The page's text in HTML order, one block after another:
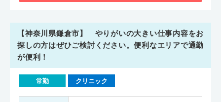
【神奈川県鎌倉市】 やりがいの大きい仕事内容をお
探しの方はぜひご検討ください。便利なエリアで通勤
が便利！
常勤 クリニック